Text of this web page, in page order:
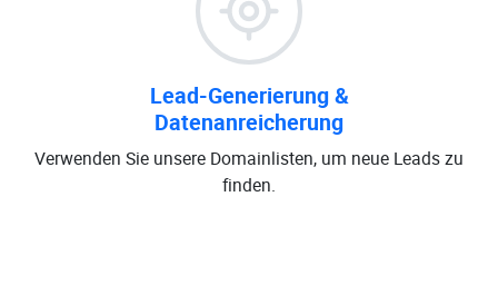
Lead-Generierung &
Datenanreicherung
Verwenden Sie unsere Domainlisten, um neue Leads zu
finden.